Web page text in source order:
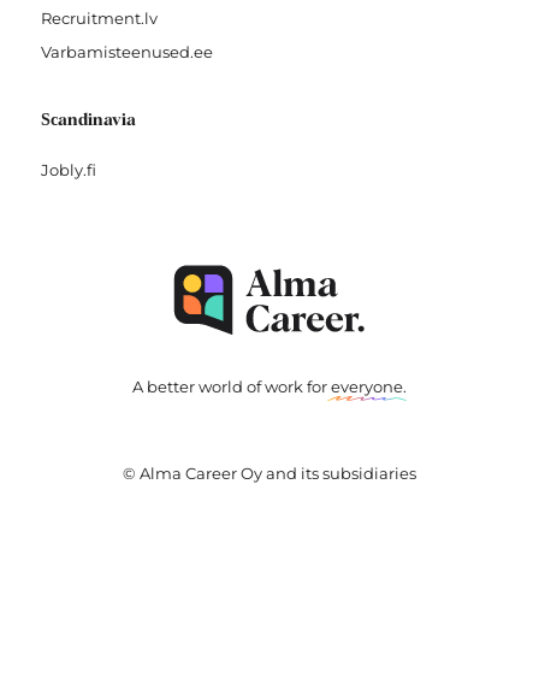
Recruitment.lv
Varbamisteenused.ee
Scandinavia
Jobly.fi
A better world of work foreveryone.
© Alma Career Oy and its subsidiaries